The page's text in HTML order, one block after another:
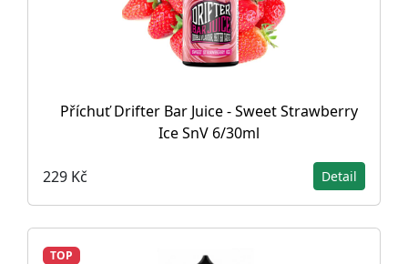
Příchuť Drifter Bar Juice - Sweet Strawberry
Ice SnV 6/30ml
229 Kč Detail
TOP